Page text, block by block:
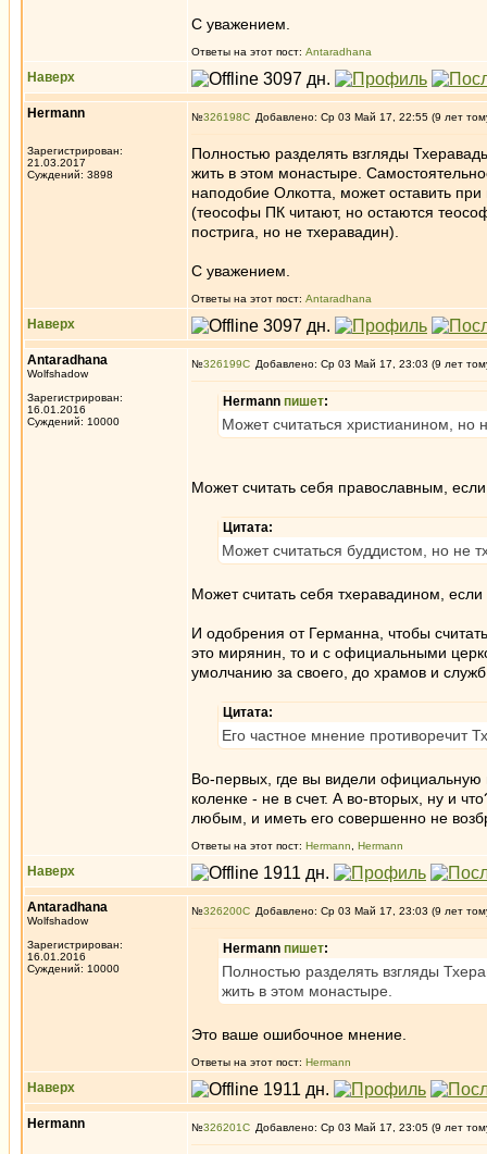
С уважением.
Ответы на этот пост: Antaradhana
Наверх
Hermann
Зарегистрирован:
21.03.2017
Суждений: 3898
№326198 Добавлено: Ср 03 Май 17, 22:55 (9 лет
Полностью разделять взгляды
жить в этом монастыре.
наподобие Олкотта, может оставить
(теософы ПК читают, но остаются
пострига, но не тхеравадин).
С уважением.
Ответы на этот пост: Antaradhana
Наверх
Antaradhana
Wolfshadow
Зарегистрирован:
16.01.2016
Суждений: 10000
№326199 Добавлено: Ср 03 Май 17, 23:03 (9 лет
Hermann пишет:
Может считаться христианином, но
Может считать себя православным,
Цитата:
Может считаться буддистом, но не
Может считать себя тхеравадином,
И одобрения от Германна, чтобы
это мирянин, то и с официальными
умолчанию за своего, до храмов и
Цитата:
Его частное мнение противоречит
Во-первых, где вы видели официальную
коленке - не в счет. А во-вторых, ну и
любым, и иметь его совершенно не
Ответы на этот пост: Hermann Hermann
Наверх
Antaradhana
Wolfshadow
Зарегистрирован:
16.01.2016
Суждений: 10000
№326200 Добавлено: Ср 03 Май 17, 23:03 (9 лет
Hermann пишет:
Полностью разделять взгляды
жить в этом монастыре.
Это ваше ошибочное мнение.
Ответы на этот пост: Hermann
Наверх
Hermann №326201 Добавлено: Ср 03 Май 17, 23:05 (9 лет